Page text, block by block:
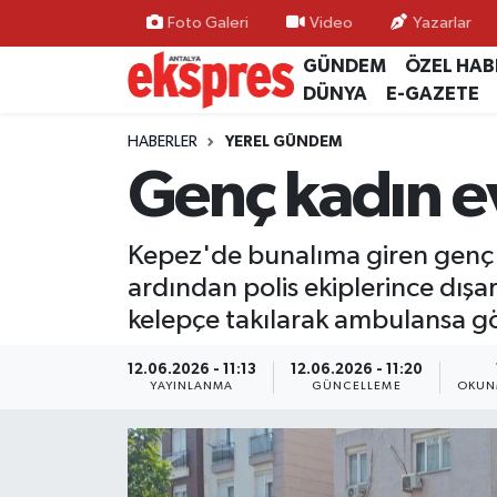
Foto Galeri Video Yazarlar
GÜNDEM ÖZEL
DÜNYA
E-GAZETE
HABERLER YEREL GÜNDEM
Genç kadın
Kepez'de bunalıma giren genç
ardından polis ekiplerince
kelepçe takılarak ambulansa
12.06.2026 - 11:13
YAYINLANMA
12.06.2026 - 11:20
GÜNCELLEME
ÖZEL HABER
GÜNDEM
YEREL GÜNDEM
EKONOMİ
KÜLTÜR - SANAT
SAĞLIK
Nöbetçi Eczaneler
Hava Durumu
Trafik Durumu
Süper Lig Puan Durumu ve Fikstür
Tüm Manşetler
Son Dakika Haberleri